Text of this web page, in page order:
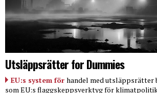
Utsläppsrätter for Dummies
EU:s system för handel med utsläppsrätter
som EU:s flaggskeppsverktyg för